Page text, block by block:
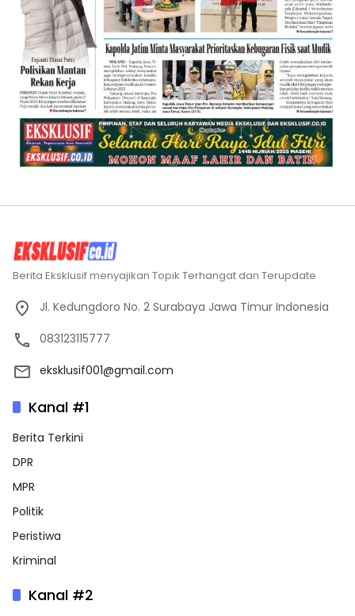
Berita Eksklusif menyajikan Topik Terhangat dan Terupdate
Jl. Kedungdoro No. 2 Surabaya Jawa Timur Indonesia
083123115777
eksklusif001@gmail.com
Kanal #1
Berita Terkini
DPR
MPR
Politik
Peristiwa
Kriminal
Kanal #2